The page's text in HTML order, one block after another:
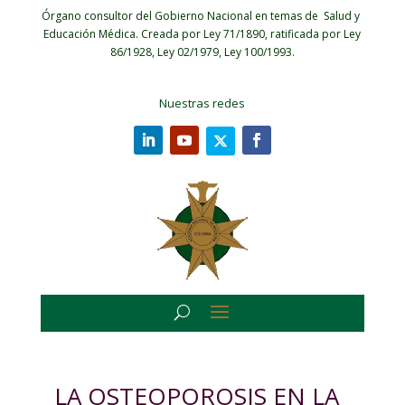
Órgano consultor del Gobierno Nacional en temas de Salud y
Educación Médica. Creada por Ley 71/1890, ratificada por Ley
86/1928, Ley 02/1979, Ley 100/1993.
Nuestras redes
LA OSTEOPOROSIS EN LA